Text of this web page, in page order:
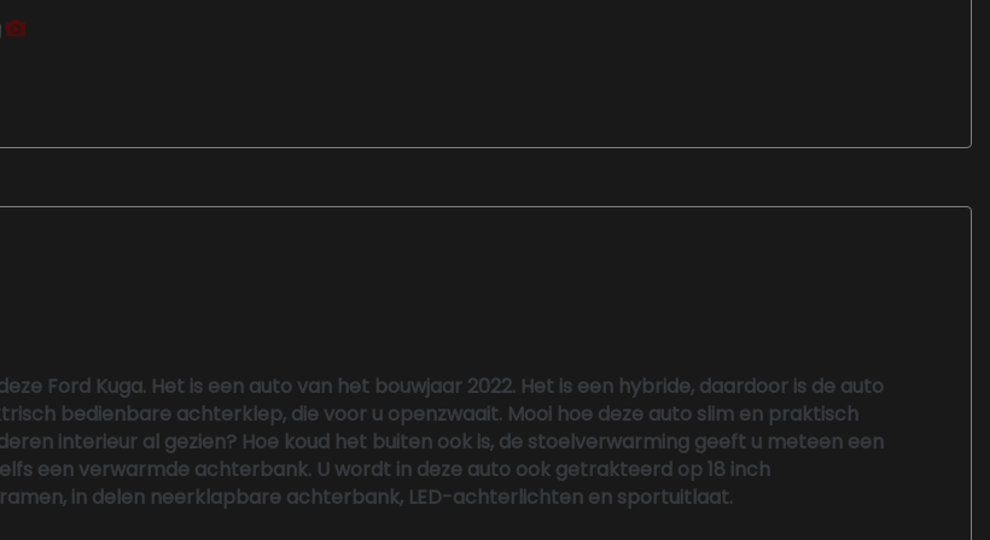
Ford Kuga. Het is een auto van het bouwjaar 2022. Het is een hybride, daardoor is de auto
bedienbare achterklep, die voor u openzwaait. Mooi hoe deze auto slim en praktisch
interieur al gezien? Hoe koud het buiten ook is, de stoelverwarming geeft u meteen een
een verwarmde achterbank. U wordt in deze auto ook getrakteerd op 18 inch
in delen neerklapbare achterbank, LED-achterlichten en sportuitlaat.